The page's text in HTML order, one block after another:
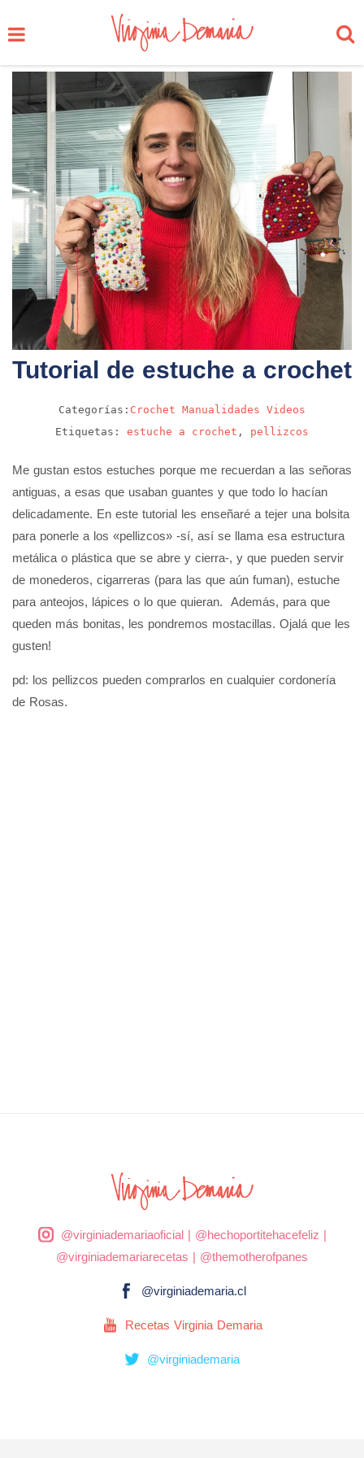
Tutorial de estuche a crochet
Categorías: Crochet Manualidades Videos
Etiquetas: estuche a crochet , pellizcos
Me gustan estos estuches porque me recuerdan a las señoras
antiguas, a esas que usaban guantes y que todo lo hacían
delicadamente. En este tutorial les enseñaré a tejer una bolsita
para ponerle a los «pellizcos» -sí, así se llama esa estructura
metálica o plástica que se abre y cierra-, y que pueden servir
de monederos, cigarreras (para las que aún fuman), estuche
para anteojos, lápices o lo que quieran. Además, para que
queden más bonitas, les pondremos mostacillas. Ojalá que les
gusten!
pd: los pellizcos pueden comprarlos en cualquier cordonería
de Rosas.
@virginiademariaoficial| @hechoportitehacefeliz |
@virginiademariarecetas | @themotherofpanes
@virginiademaria.cl
Recetas Virginia Demaria
@virginiademaria